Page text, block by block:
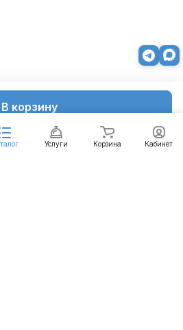
В корзину
Услуги Корзина Кабинет